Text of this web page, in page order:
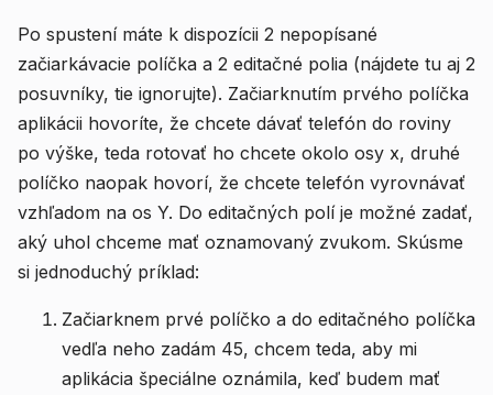
Po spustení máte k dispozícii 2 nepopísané
začiarkávacie políčka a 2 editačné polia (nájdete tu aj 2
posuvníky, tie ignorujte). Začiarknutím prvého políčka
aplikácii hovoríte, že chcete dávať telefón do roviny
po výške, teda rotovať ho chcete okolo osy x, druhé
políčko naopak hovorí, že chcete telefón vyrovnávať
vzhľadom na os Y. Do editačných polí je možné zadať,
aký uhol chceme mať oznamovaný zvukom. Skúsme
si jednoduchý príklad:
Začiarknem prvé políčko a do editačného políčka
vedľa neho zadám 45, chcem teda, aby mi
aplikácia špeciálne oznámila, keď budem mať